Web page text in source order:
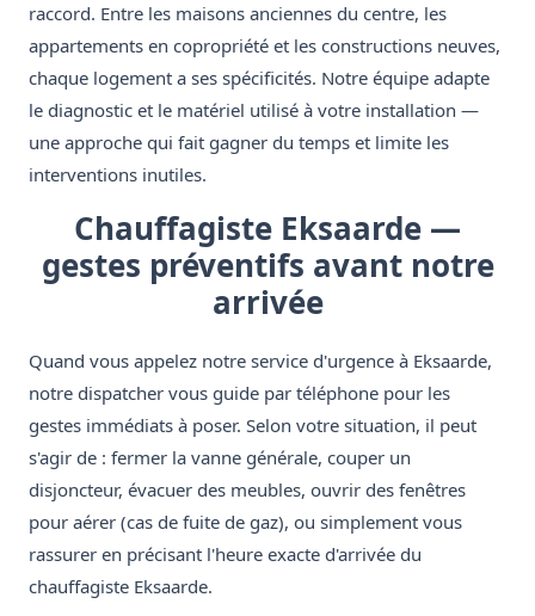
raccord. Entre les maisons anciennes du centre, les
appartements en copropriété et les constructions neuves,
chaque logement a ses spécificités. Notre équipe adapte
le diagnostic et le matériel utilisé à votre installation —
une approche qui fait gagner du temps et limite les
interventions inutiles.
Chauffagiste Eksaarde —
gestes préventifs avant notre
arrivée
Quand vous appelez notre service d'urgence à Eksaarde,
notre dispatcher vous guide par téléphone pour les
gestes immédiats à poser. Selon votre situation, il peut
s'agir de : fermer la vanne générale, couper un
disjoncteur, évacuer des meubles, ouvrir des fenêtres
pour aérer (cas de fuite de gaz), ou simplement vous
rassurer en précisant l'heure exacte d'arrivée du
chauffagiste Eksaarde.